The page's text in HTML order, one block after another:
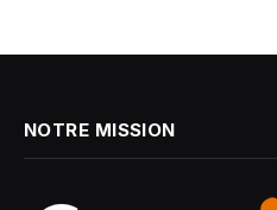
NOTRE MISSION